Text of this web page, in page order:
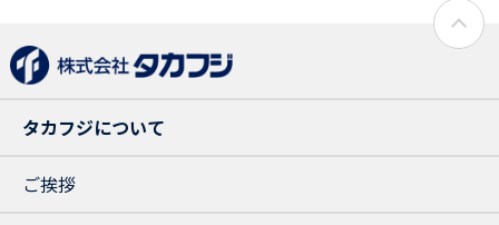
タカフジについて
ご挨拶